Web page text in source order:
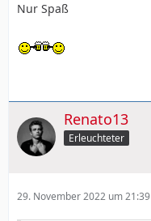
Nur Spaß
Renato13
Erleuchteter
29. November 2022 um 21:39